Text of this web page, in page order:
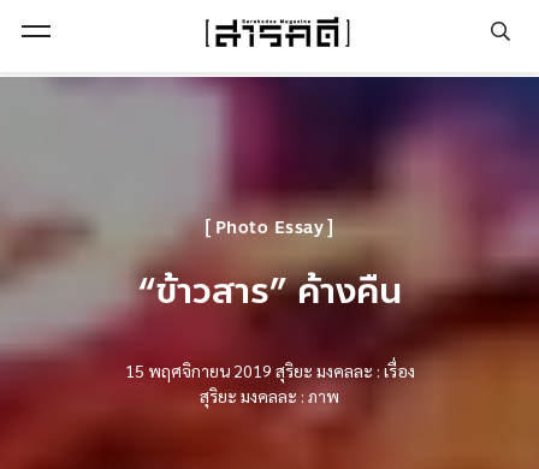
Photo Essay
“ข้าวสาร” ค้างคืน
15 พฤศจิกายน 2019 สุริยะ มงคลละ : เรื่อง
สุริยะ มงคลละ : ภาพ